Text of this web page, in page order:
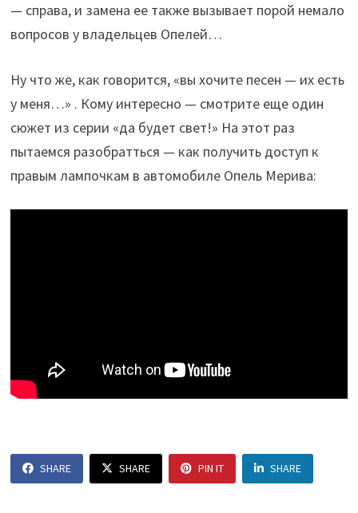
— справа, и замена ее также вызывает порой немало
вопросов у владельцев Опелей…
Ну что же, как говорится, «вы хочите песен — их есть
у меня…» . Кому интересно — смотрите еще один
сюжет из серии «да будет свет!» На этот раз
пытаемся разобратться — как получить доступ к
правым лампочкам в автомобиле Опель Мерива:
SHARE SHARE PIN IT SHARE